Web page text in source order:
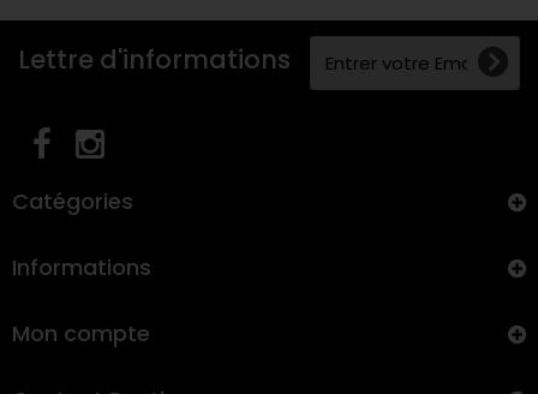
Lettre d'informations
Catégories
Informations
Mon compte